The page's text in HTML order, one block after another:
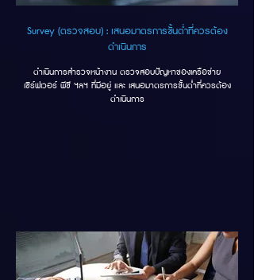
Survey (ตรวจสอบ) : เสนอมาตรการขั้นต่ำที่ควรต้อง
ดำเนินการ
ดำเนินการสำรวจหน้างาน ตรวจสอบปัญหาของเครือข่าย
เซิร์ฟเวอร์ พีซี ฯลฯ ที่มีอยู่ และ เสนอมาตรการขั้นต่ำที่ควรต้อง
ดำเนินการ